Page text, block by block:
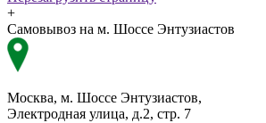
+
Самовывоз на м. Шоссе Энтузиастов
Москва, м. Шоссе Энтузиастов,
Электродная улица, д.2, стр. 7